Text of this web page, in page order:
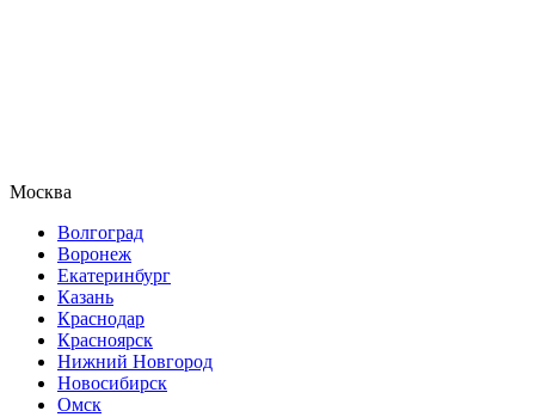
Москва
Волгоград
Воронеж
Екатеринбург
Казань
Краснодар
Красноярск
Нижний Новгород
Новосибирск
Омск